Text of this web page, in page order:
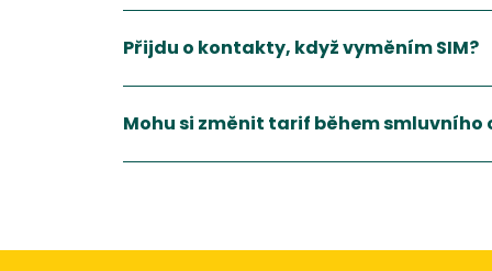
Přijdu o kontakty, když vyměním SIM?
Mohu si změnit tarif během smluvního
Ano, většina operátorů umožňuje změnu tarifu,